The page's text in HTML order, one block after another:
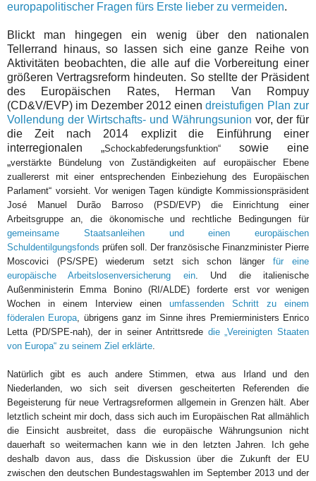
europapolitischer Fragen fürs Erste lieber zu vermeiden.
Blickt man hingegen ein wenig über den nationalen
Tellerrand hinaus, so lassen sich eine ganze Reihe von
Aktivitäten beobachten, die alle auf die Vorbereitung einer
größeren Vertragsreform hindeuten. So stellte der Präsident
des Europäischen Rates, Herman Van Rompuy
(CD&V/EVP) im Dezember 2012 einendreistufigen Plan zur
Vollendung der Wirtschafts- und Währungsunion vor, der für
die Zeit nach 2014 explizit die Einführung einer
interregionalen „Schockabfederungsfunktion“ sowie eine
„verstärkte Bündelung von Zuständigkeiten auf europäischer Ebene
zuallererst mit einer entsprechenden Einbeziehung des Europäischen
Parlament“ vorsieht. Vor wenigen Tagen kündigte Kommissionspräsident
José Manuel Durão Barroso (PSD/EVP) die Einrichtung einer
Arbeitsgruppe an, die ökonomische und rechtliche Bedingungen für
gemeinsame Staatsanleihen und einen europäischen
Schuldentilgungsfonds prüfen soll. Der französische Finanzminister Pierre
Moscovici (PS/SPE) wiederum setzt sich schon längerfür eine
europäische Arbeitslosenversicherung ein. Und die italienische
Außenministerin Emma Bonino (RI/ALDE) forderte erst vor wenigen
Wochen in einem Interview einen umfassenden Schritt zu einem
föderalen Europa, übrigens ganz im Sinne ihres Premierministers Enrico
Letta (PD/SPE-nah), der in seiner Antrittsrede die „Vereinigten Staaten
von Europa“ zu seinem Ziel erklärte.
Natürlich gibt es auch andere Stimmen, etwa aus Irland und den
Niederlanden, wo sich seit diversen gescheiterten Referenden die
Begeisterung für neue Vertragsreformen allgemein in Grenzen hält. Aber
letztlich scheint mir doch, dass sich auch im Europäischen Rat allmählich
die Einsicht ausbreitet, dass die europäische Währungsunion nicht
dauerhaft so weitermachen kann wie in den letzten Jahren. Ich gehe
deshalb davon aus, dass die Diskussion über die Zukunft der EU
zwischen den deutschen Bundestagswahlen im September 2013 und der